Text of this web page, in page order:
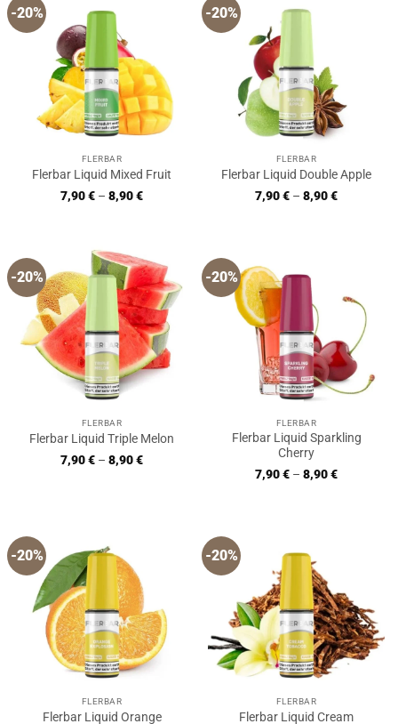
-20%
FLERBAR
Flerbar Liquid Mixed Fruit
7,90€ – 8,90€
-20%
FLERBAR
Flerbar Liquid Double Apple
7,90€ – 8,90€
-20%
FLERBAR
Flerbar Liquid Triple Melon
7,90€ – 8,90€
-20%
FLERBAR
Flerbar Liquid Sparkling
Cherry
7,90€ – 8,90€
-20%
FLERBAR
Flerbar Liquid Orange
-20%
FLERBAR
Flerbar Liquid Cream